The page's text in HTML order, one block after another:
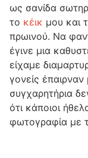
ως σανίδα
το κέικ μου και
πρωινού. Να
έγινε μια
είχαμε
γονείς έπαιρναν
συγχαρητήρια
ότι κάποιοι
φωτογραφία με